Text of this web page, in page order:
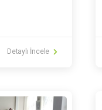
Detaylı İncele